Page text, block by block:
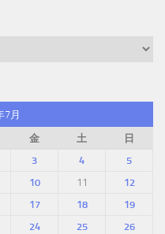
7月
金 土
日
3 4
5
10 11
12
17 18
19
24 25
26